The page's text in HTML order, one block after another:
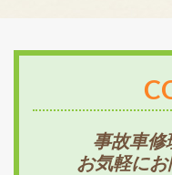
事故車修
お気軽に